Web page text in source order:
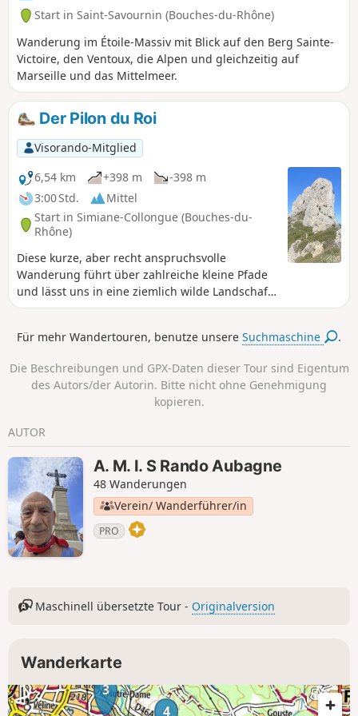
mittelschweren Abschnitt, gefolgt von
einer mittelschweren Wanderung mit
sehr schönen Aussichtspunkten.
Start in Saint-Savournin (Bouches-du-Rhône)
Wanderung im Étoile-Massiv mit Blick auf den Berg Sainte-
Victoire, den Ventoux, die Alpen und gleichzeitig auf
Marseille und das Mittelmeer.
Der Pilon du Roi
Visorando-Mitglied
6,54 km
+398 m
-398 m
3:00 Std.
Mittel
Start in Simiane-Collongue (Bouches-du-
Rhône)
Diese kurze, aber recht anspruchsvolle
Wanderung führt über zahlreiche kleine Pfade
und lässt uns in eine ziemlich wilde Landschaft
eintauchen. Außerdem können wir den
Land von Aix aus sichtbar ist.
Für mehr Wandertouren, benutze unsereSuchmaschine .
Die Beschreibungen und GPX-Daten dieser Tour sind Eigentum
des Autors/der Autorin. Bitte nicht ohne Genehmigung
kopieren.
AUTOR
A. M. I. S Rando Aubagne
48 Wanderungen
Verein/ Wanderführer/in
PRO
Maschinell übersetzte Tour - Originalversion
Wanderkarte
3
4